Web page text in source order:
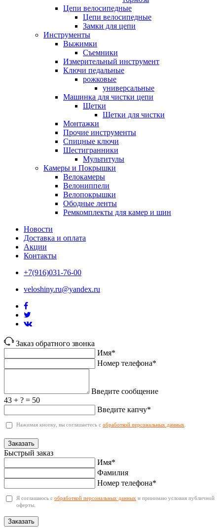
Цепи велосипедные
Цепи велосипедные
Замки для цепи
Инструменты
Выжимки
Съемники
Измерительный инструмент
Ключи педальные
рожковые
универсальные
Машинка для чистки цепи
Щетки
Щетки для чистки
Монтажки
Прочие инструменты
Спицные ключи
Шестигранники
Мультитулы
Камеры и Покрышки
Велокамеры
Велониппели
Велопокрышки
Ободные ленты
Ремкомплекты для камер и шин
Новости
Доставка и оплата
Акции
Контакты
+7(916)031-76-00
veloshiny.ru@yandex.ru
Заказ обратного звонка
Имя*
Номер телефона*
Введите сообщение
43 + ? = 50
Введите капчу*
Нажимая кнопку, вы соглашаетесь с обработкой персональных данных
Заказать
Быстрый заказ
Имя*
Фамилия
Номер телефона*
Я соглашаюсь с обработкой персональных данных и принимаю условия публичной
оферты.